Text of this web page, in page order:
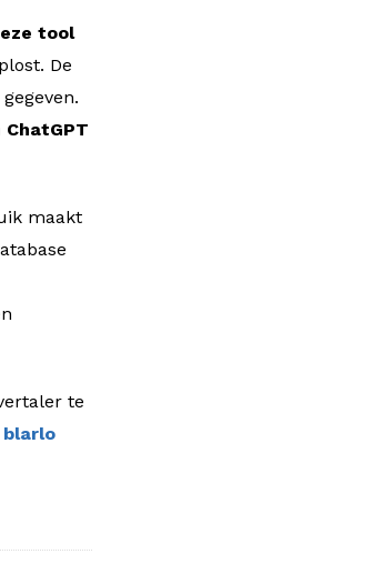
tool
De
maakt
te
blarlo